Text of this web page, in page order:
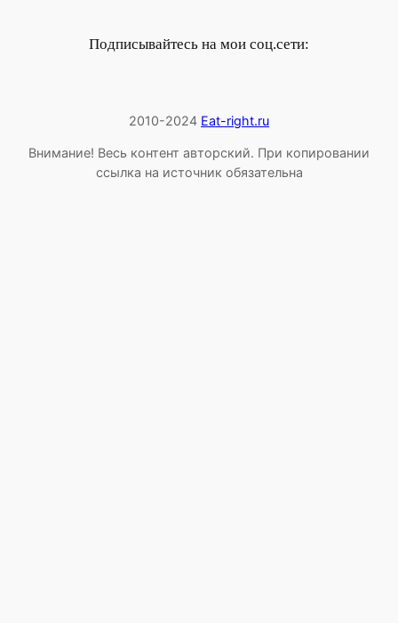
Подписывайтесь на мои соц.сети:
2010-2024 Eat-right.ru
Внимание! Весь контент авторский. При копировании
ссылка на источник обязательна